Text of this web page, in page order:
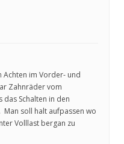
Achten im Vorder- und
Zahnräder vom
das Schalten in den
Man soll halt aufpassen wo
Volllast bergan zu